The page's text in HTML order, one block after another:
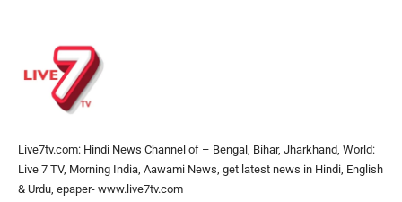
Live7tv.com: Hindi News Channel of – Bengal, Bihar, Jharkhand, World:
Live 7 TV, Morning India, Aawami News, get latest news in Hindi, English
& Urdu, epaper- www.live7tv.com